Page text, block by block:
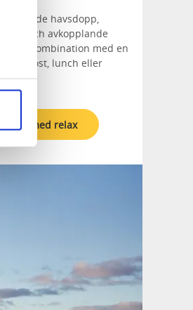
havsdopp,
och avkopplande
i kombination med en
lunch eller
med relax